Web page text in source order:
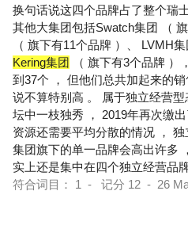
换句话说这四个品牌占了整个瑞
其他大集团包括Swatch集团 （
（ 旗下有11个品牌 ）、 LVMH
Kering集团 （ 旗下有3个品牌 ）
到37个 ， 但他们总共加起来的
说不算特别高 。 属于独立经营
坛中一枝独秀 ， 2019年再次缴
资源还需要平均分散的情况 ，
集团旗下的单一品牌会高出许多
实上还是集中在四个独立经营品
符合词目： 1 - 记分 12 - 26